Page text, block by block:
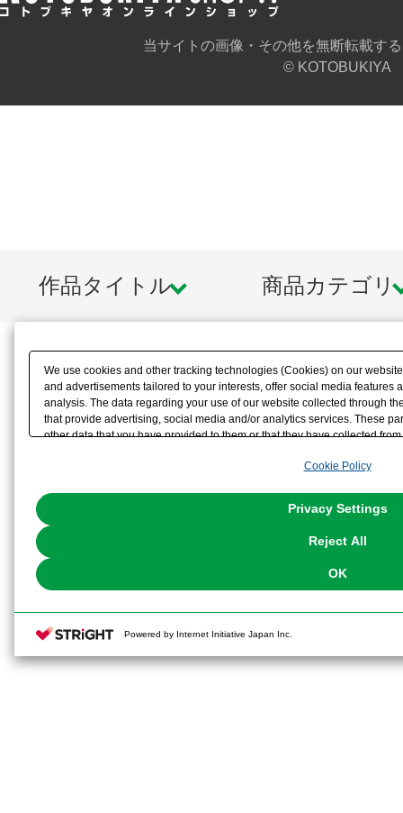
当サイトの画像・その他を無断転載す
© KOTOBUKIYA
作品タイトル 商品カテゴリ
We use cookies and other tracking technologies (Cookies) on our
and advertisements tailored to your interests, offer social media features
analysis. The data regarding your use of our website collected through
that provide advertising, social media and/or analytics services. These
other data that you have provided to them or that they have collected
the use of all Cookies except for Strictly Necessary Cookies, please
You can change your consent or rejection settings at any time via
Cookie Policy
Privacy Settings
Reject All
OK
Powered by Internet Initiative Japan Inc.